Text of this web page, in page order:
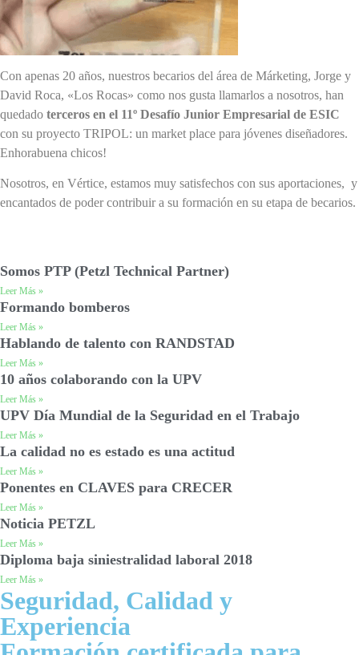
Con apenas 20 años, nuestros becarios del área de Márketing, Jorge y
David Roca, «Los Rocas» como nos gusta llamarlos a nosotros, han
quedado terceros en el 11º Desafío Junior Empresarial de ESIC
con su proyecto TRIPOL: un market place para jóvenes diseñadores.
Enhorabuena chicos!
Nosotros, en Vértice, estamos muy satisfechos con sus aportaciones, y
encantados de poder contribuir a su formación en su etapa de becarios.
Somos PTP (Petzl Technical Partner)
Leer Más »
Formando bomberos
Leer Más »
Hablando de talento con RANDSTAD
Leer Más »
10 años colaborando con la UPV
Leer Más »
UPV Día Mundial de la Seguridad en el Trabajo
Leer Más »
La calidad no es estado es una actitud
Leer Más »
Ponentes en CLAVES para CRECER
Leer Más »
Noticia PETZL
Leer Más »
Diploma baja siniestralidad laboral 2018
Leer Más »
Seguridad, Calidad y
Experiencia